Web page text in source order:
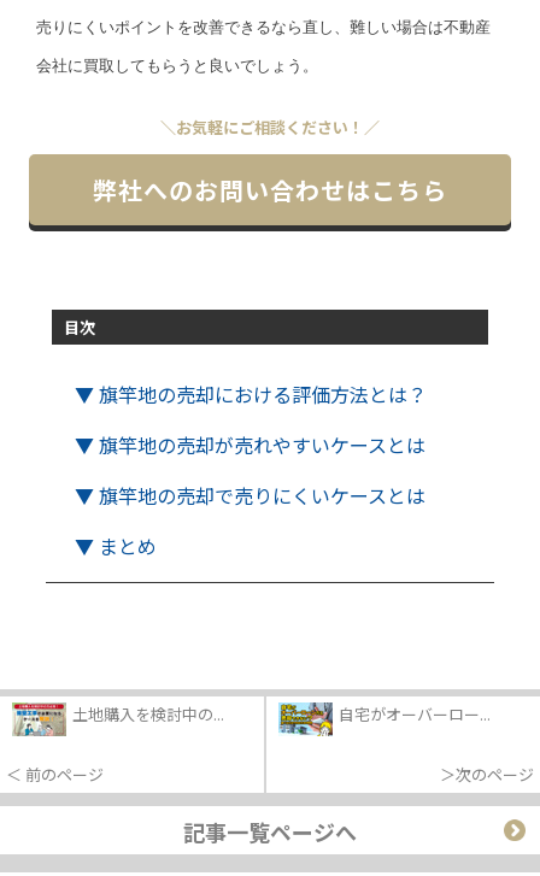
売りにくいポイントを改善できるなら直し、難しい場合は不動産
会社に買取してもらうと良いでしょう。
＼お気軽にご相談ください！／
弊社へのお問い合わせはこちら
目次
▼ 旗竿地の売却における評価方法とは？
▼ 旗竿地の売却が売れやすいケースとは
▼ 旗竿地の売却で売りにくいケースとは
▼ まとめ
土地購入を検討中の...
＜ 前のページ
自宅がオーバーロー...
＞次のページ
記事一覧ページへ